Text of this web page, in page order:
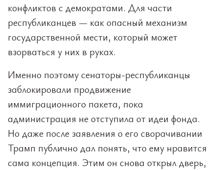
конфликтов с демократами. Для части
республиканцев — как опасный механизм
государственной мести, который может
взорваться у них в руках.
Именно поэтому сенаторы-республиканцы
заблокировали продвижение
иммиграционного пакета, пока
администрация не отступила от идеи фонда.
Но даже после заявления о его сворачивании
Трамп публично дал понять, что ему нравится
сама концепция. Этим он снова открыл дверь,